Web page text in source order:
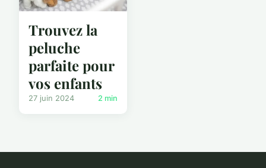
Trouvez la
peluche
parfaite pour
vos enfants
27 juin 2024 2 min